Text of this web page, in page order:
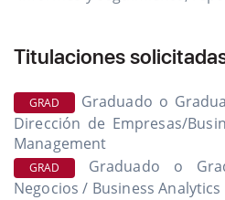
Titulaciones
GRAD
Graduado o
Dirección de Empresas/
Management
GRAD
Graduado o
Negocios / Business Analytics